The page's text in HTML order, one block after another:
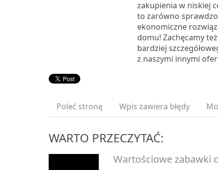
zakupienia w niskiej
to zarówno
ekonomiczne
domu! Zachęcamy
bardziej
z naszymi innymi
Poleć stronę Wpis zawiera błędy
WARTO PRZECZYTAĆ:
Wartościowe zabawki